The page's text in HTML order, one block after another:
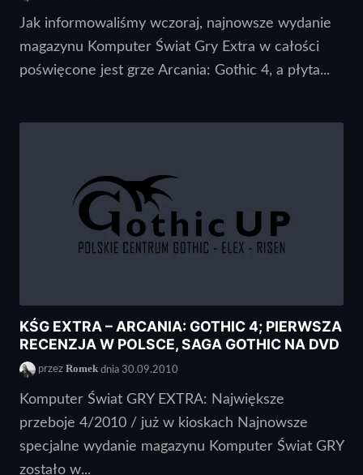
Jak informowaliśmy wczoraj, najnowsze wydanie
magazynu Komputer Świat Gry Extra w całości
poświęcone jest grze Arcania: Gothic 4, a płyta...
KŚG EXTRA – ARCANIA: GOTHIC 4; PIERWSZA
RECENZJA W POLSCE, SAGA GOTHIC NA DVD
przez Romek dnia 30.09.2010
Komputer Świat GRY EXTRA: Największe
przeboje 4/2010 / już w kioskach Najnowsze
specjalne wydanie magazynu Komputer Świat GRY
zostało w...